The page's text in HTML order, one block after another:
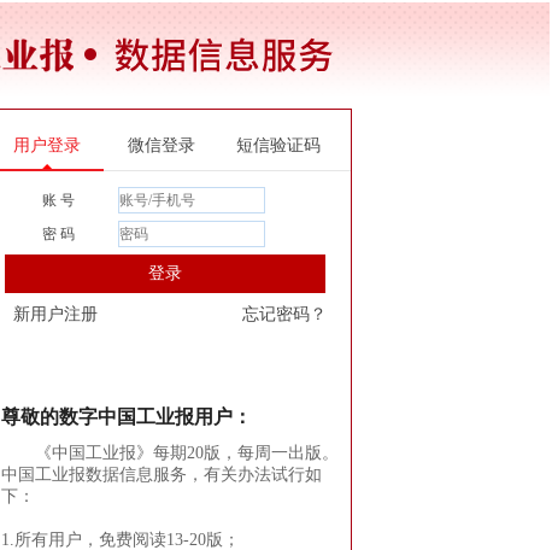
用户登录 微信登录 短信验证码
账 号
密 码
登录
新用户注册 忘记密码？
尊敬的数字中国工业报用户：
《中国工业报》每期20版，每周一出版。
中国工业报数据信息服务，有关办法试行如
下：
1.所有用户，免费阅读13-20版；